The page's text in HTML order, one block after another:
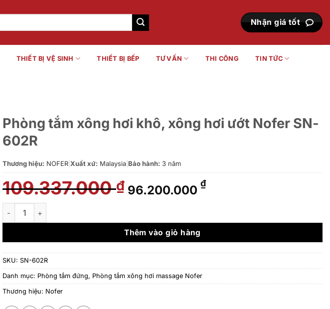
Nhận giá tốt
THIẾT BỊ VỆ SINH THIẾT BỊ BẾP TƯ VẤN THI CÔNG TIN TỨC
Phòng tắm xông hơi khô, xông hơi ướt Nofer SN-
602R
Thương hiệu: NOFER Xuất xứ: Malaysia Bảo hành: 3 năm
109.337.000₫ Giá
gốc
109.337.000 ₫.
96.200.000 ₫Giá
là:
Phòng tắm xông hơi khô, xông hơi ướt Nofer SN-602R số lượng
Thêm vào giỏ hàng
SKU: SN-602R
Danh mục: Phòng tắm đứng, Phòng tắm xông hơi massage Nofer
Thương hiệu: Nofer